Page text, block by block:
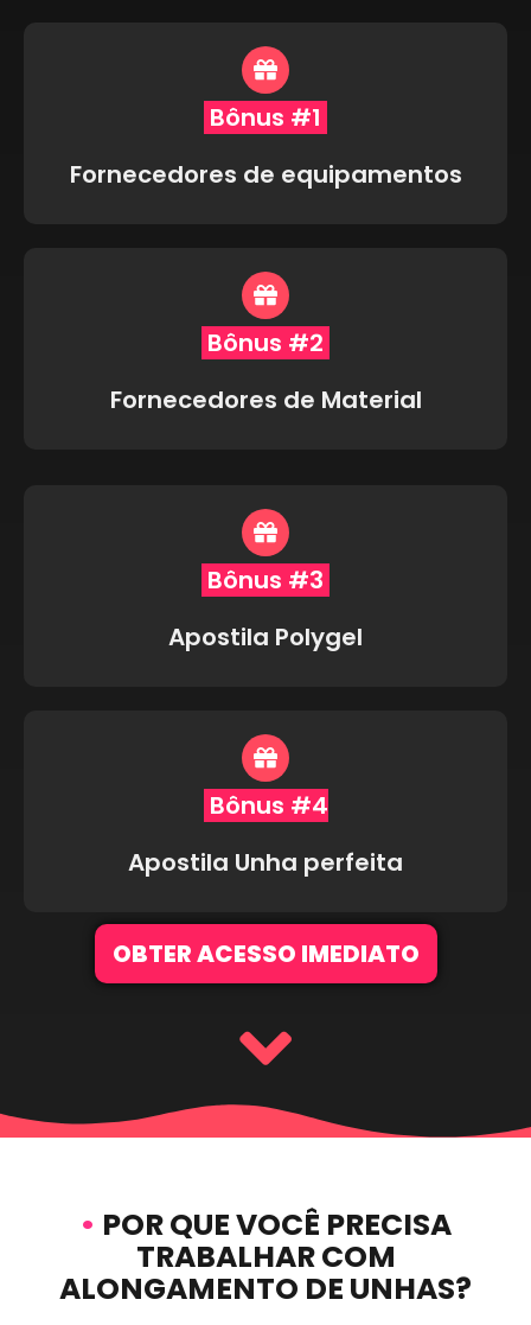
Bônus #1
Fornecedores de equipamentos
Bônus #2
Fornecedores de Material
Bônus #3
Apostila Polygel
Bônus #4
Apostila Unha perfeita
OBTER ACESSO IMEDIATO
• POR QUE VOCÊ PRECISA
TRABALHAR COM
ALONGAMENTO DE UNHAS?